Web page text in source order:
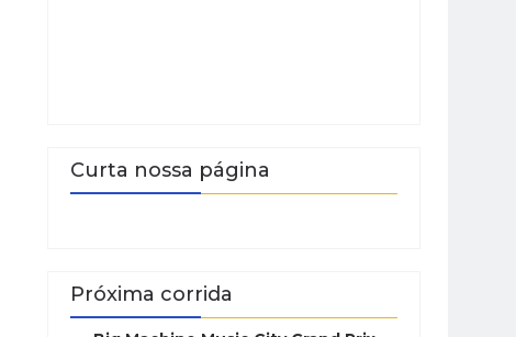
Curta nossa página
Próxima corrida